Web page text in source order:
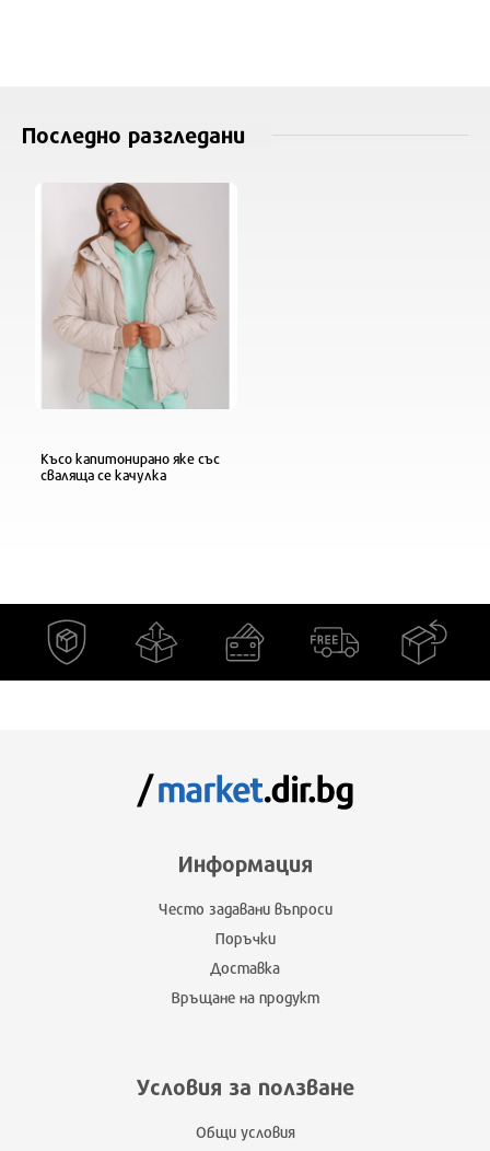
Последно разгледани
Късо капитонирано яке със
сваляща се качулка
Информация
Често задавани въпроси
Поръчки
Доставка
Връщане на продукт
Условия за ползване
Общи условия